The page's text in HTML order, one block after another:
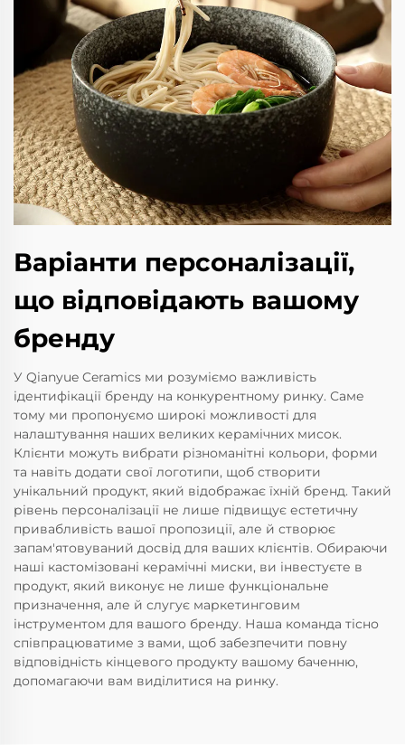
Варіанти персоналізації,
що відповідають вашому
бренду
У Qianyue Ceramics ми розуміємо важливість
ідентифікації бренду на конкурентному ринку. Саме
тому ми пропонуємо широкі можливості для
налаштування наших великих керамічних мисок.
Клієнти можуть вибрати різноманітні кольори, форми
та навіть додати свої логотипи, щоб створити
унікальний продукт, який відображає їхній бренд. Такий
рівень персоналізації не лише підвищує естетичну
привабливість вашої пропозиції, але й створює
запам'ятовуваний досвід для ваших клієнтів. Обираючи
наші кастомізовані керамічні миски, ви інвестуєте в
продукт, який виконує не лише функціональне
призначення, але й слугує маркетинговим
інструментом для вашого бренду. Наша команда тісно
співпрацюватиме з вами, щоб забезпечити повну
відповідність кінцевого продукту вашому баченню,
допомагаючи вам виділитися на ринку.